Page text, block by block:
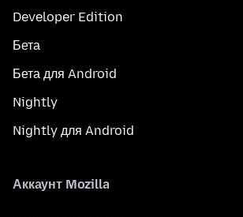
Developer Edition
Бета
Бета для Android
Nightly
Nightly для Android
Аккаунт Mozilla